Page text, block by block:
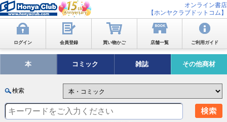
オンライン書店
【ホンヤクラブドットコム】
ログイン 会員登録 買い物かご 店舗一覧 ご利用ガイド
本 コミック 雑誌 その他商材
検索